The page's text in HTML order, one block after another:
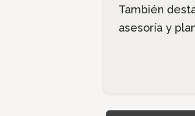
También
asesoría y